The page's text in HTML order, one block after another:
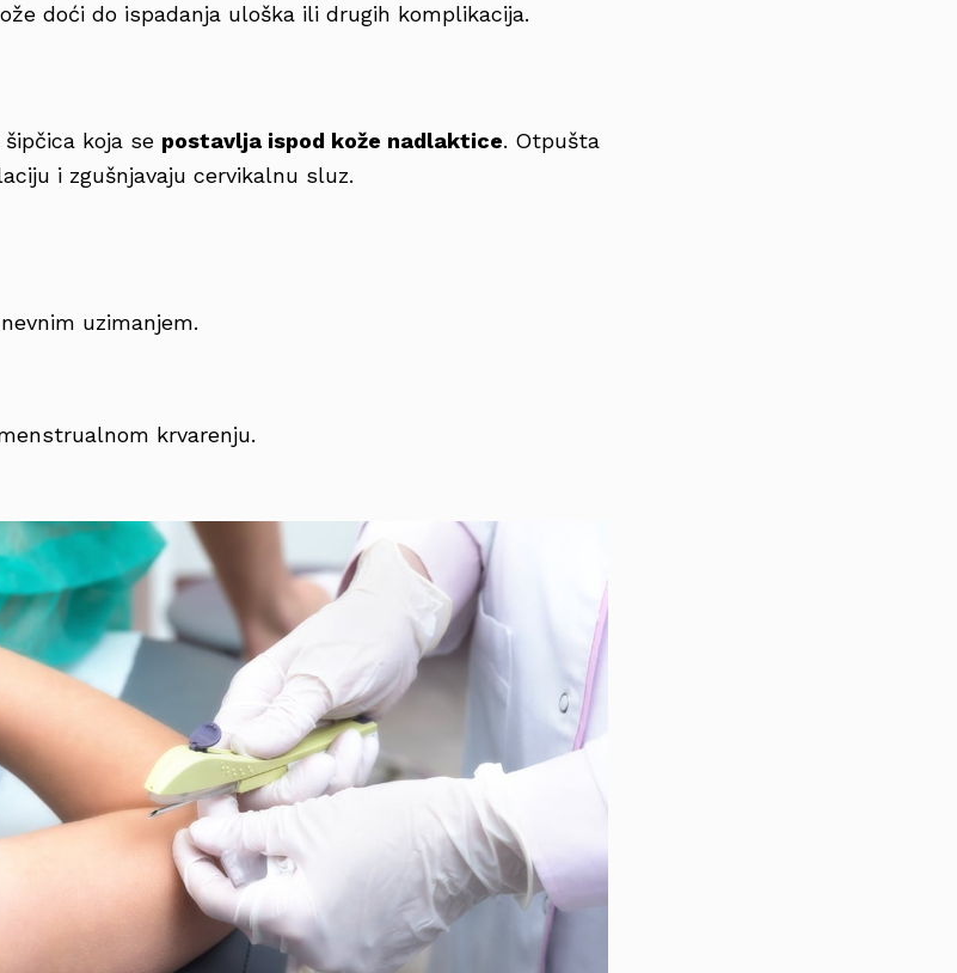
doći do ispadanja uloška ili drugih komplikacija.
koja se postavlja ispod kože nadlaktice. Otpušta
i zgušnjavaju cervikalnu sluz.
uzimanjem.
krvarenju.